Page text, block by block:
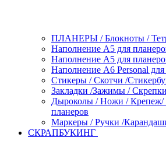
ПЛАНЕРЫ / Блокноты /
Наполнение А5 для
Наполнение А5 для
Наполнение А6 Personal для
Стикеры / Скотчи /
Закладки /Зажимы /
Дыроколы / Ножи / Крепеж/
планеров
Маркеры / Ручки /
СКРАПБУКИНГ